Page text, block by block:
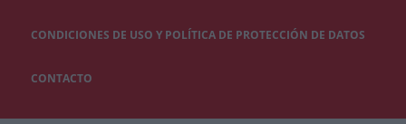
CONDICIONES DE USO Y POLÍTICA DE PROTECCIÓN DE DATOS
CONTACTO